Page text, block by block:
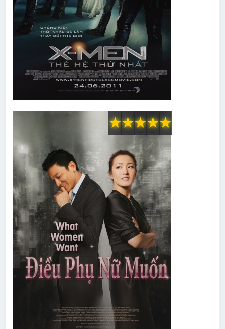
★
★
★
★
★